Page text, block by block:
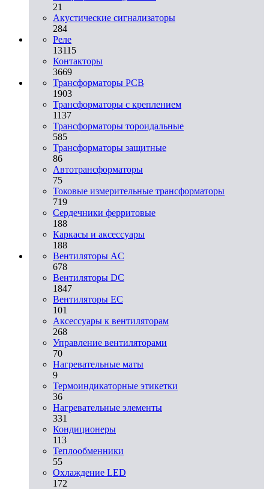
21
Акустические сигнализаторы
284
Реле
13115
Контакторы
3669
Трансформаторы PCB
1903
Трансформаторы с креплением
1137
Трансформаторы тороидальные
585
Трансформаторы защитные
86
Автотрансформаторы
75
Токовые измерительные трансформаторы
719
Сердечники ферритовые
188
Каркасы и аксессуары
188
Вентиляторы AC
678
Вентиляторы DC
1847
Вентиляторы EC
101
Аксессуары к вентиляторам
268
Управление вентиляторами
70
Нагревательные маты
9
Термоиндикаторные этикетки
36
Нагревательные элементы
331
Кондиционеры
113
Теплообменники
55
Охлаждение LED
172